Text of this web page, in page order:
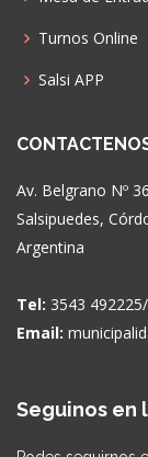
Turnos Online
Salsi APP
Av. Belgrano Nº
Salsipuedes,
Argentina
Tel: 3543
Email:
Seguinos en